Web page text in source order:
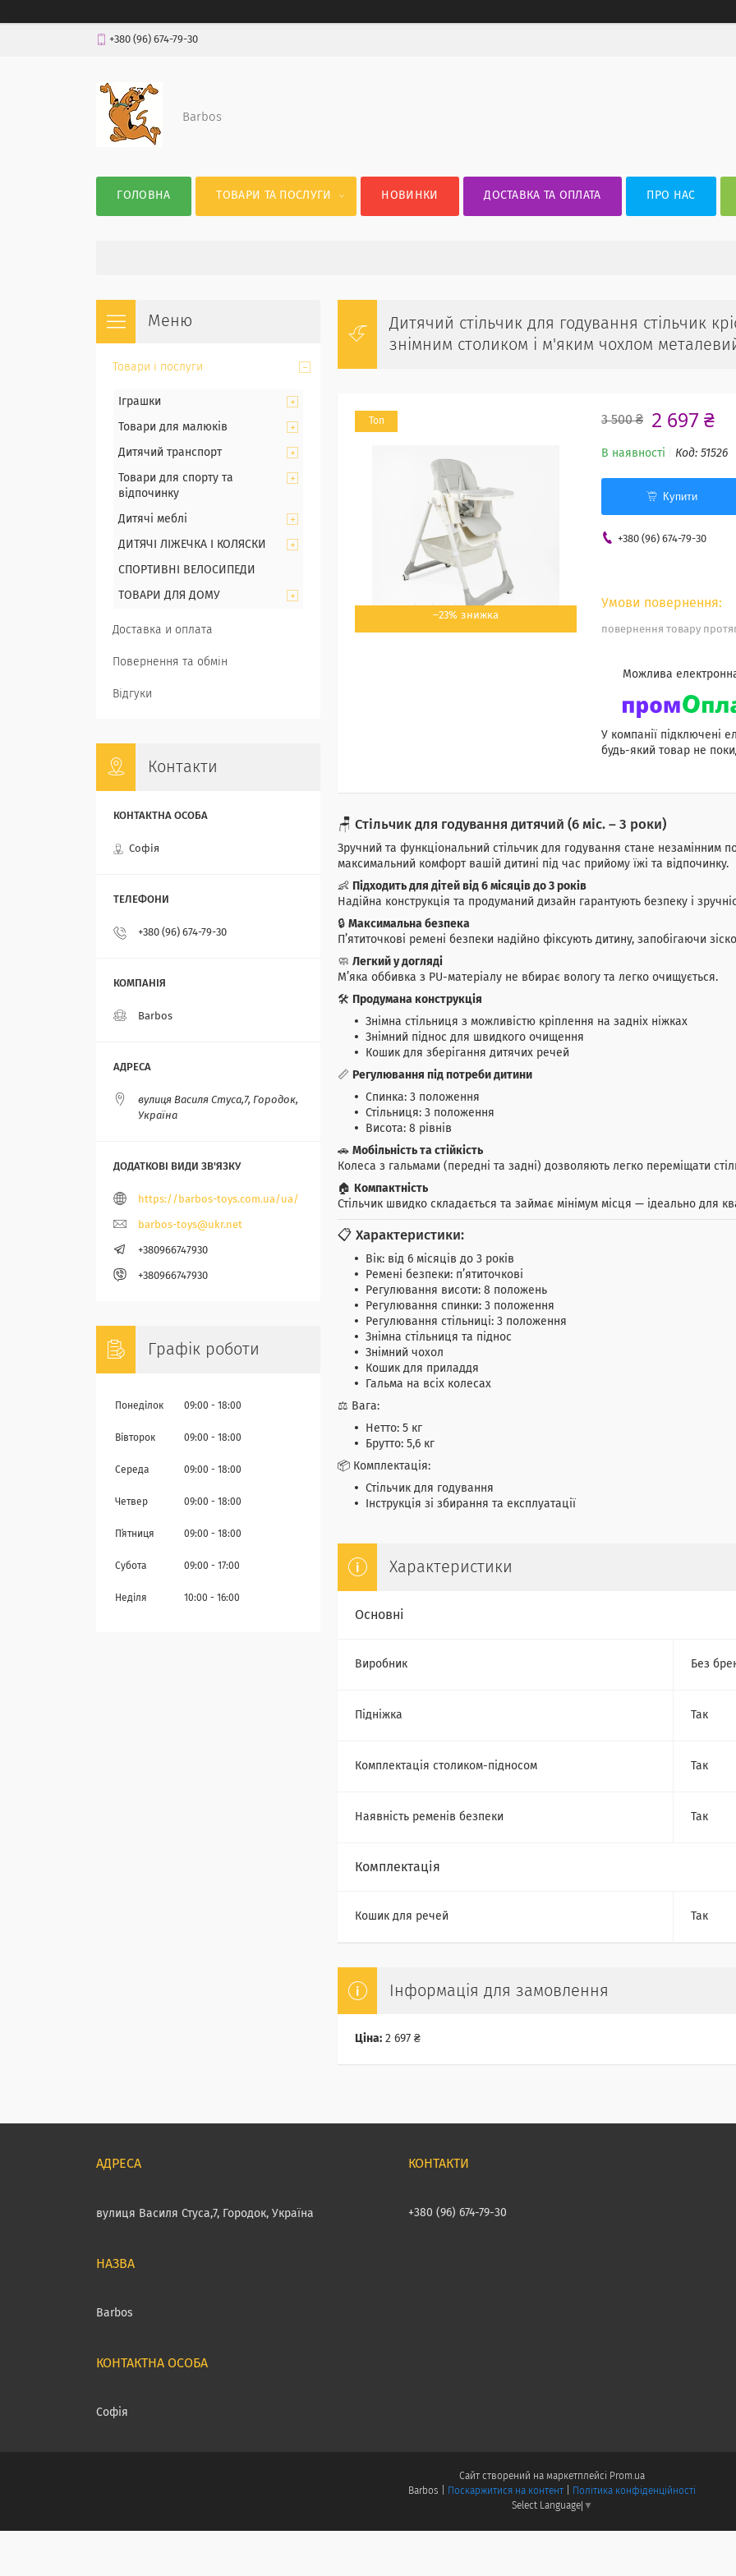
+380 (96) 674-79-30
Barbos
ГОЛОВНА ТОВАРИ ТА ПОСЛУГИ НОВИНКИ ДОСТАВКА ТА ОПЛАТА ПРО НАС
Дитячий стільчик для годування стільчик
знімним столиком і м'яким чохлом
–23%
Топ 3 500 ₴ 2 697 ₴
В наявності Код: 51526
Купити
+380 (96) 674-79-30
повернення товару
У компанії підключені
будь-який товар не
🪑 Стільчик для годування дитячий (6 міс. – 3 роки)
Зручний та функціональний стільчик для годування стане незамінним
максимальний комфорт вашій дитині під час прийому їжі та відпочинку.
👶 Підходить для дітей від 6 місяців до 3 років
Надійна конструкція та продуманий дизайн гарантують безпеку і
🔒 Максимальна безпека
П’ятиточкові ремені безпеки надійно фіксують дитину, запобігаючи
🧼 Легкий у догляді
М’яка оббивка з PU-матеріалу не вбирає вологу та легко очищується.
🛠 Продумана конструкція
Знімна стільниця з можливістю кріплення на задніх ніжках
Знімний піднос для швидкого очищення
Кошик для зберігання дитячих речей
📏 Регулювання під потреби дитини
Спинка: 3 положення
Стільниця: 3 положення
Висота: 8 рівнів
🚗 Мобільність та стійкість
Колеса з гальмами (передні та задні) дозволяють легко переміщати
🏠
Компактність
Стільчик швидко складається та займає мінімум місця — ідеально для
📋 Характеристики:
Вік: від 6 місяців до 3 років
Ремені безпеки: п’ятиточкові
Регулювання висоти: 8 положень
Регулювання спинки: 3 положення
Регулювання стільниці: 3 положення
Знімна стільниця та піднос
Знімний чохол
Кошик для приладдя
Гальма на всіх колесах
⚖️ Вага:
Нетто: 5 кг
Брутто: 5,6 кг
📦 Комплектація:
Стільчик для годування
Інструкція зі збирання та експлуатації
Характеристики
Основні
Виробник Без
Підніжка Так
Комплектація столиком-підносом Так
Наявність ременів безпеки Так
Комплектація
Кошик для речей Так
Інформація для замовлення
Ціна: 2 697 ₴
Товари і послуги
Іграшки
Товари для малюків
Дитячий транспорт
Товари для спорту та
відпочинку
Дитячі меблі
ДИТЯЧІ ЛІЖЕЧКА І КОЛЯСКИ
СПОРТИВНІ ВЕЛОСИПЕДИ
ТОВАРИ ДЛЯ ДОМУ
Доставка и оплата
Повернення та обмін
Відгуки
Контакти
Софія
+380 (96) 674-79-30
Barbos
вулиця Василя Стуса,7, Городок,
Україна
https://barbos-toys.com.ua/ua/
barbos-toys@ukr.net
+380966747930
+380966747930
Графік роботи
Понеділок 09:00 18:00
Вівторок 09:00 18:00
Середа 09:00 18:00
Четвер 09:00 18:00
Пʼятниця 09:00 18:00
Субота 09:00 17:00
Неділя 10:00 16:00
вулиця Василя Стуса,7, Городок, Україна
Barbos
Софія
+380 (96) 674-79-30
Сайт створений на маркетплейсі Prom.ua
Поскаржитися на контент
Політика конфіденційності
Select Language ▼